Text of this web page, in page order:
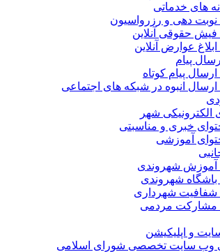
های خدماتی
نوبت دهی و رزرواسیون
فیش حقوقی آنلاین
عوارض آنلاین
پیام
پیام کوتاه
ارسال انبوه در شبکه های اجتماعی
الکترونیکی شهر
خبری و مناسبتی
آموزشی
آموزش شهروندی
باشگاه شهروندی
شفافیت شهرداری
مشارکت مردمی
و اپلیکیشن
وب سایت تخصصی شورای اسلامی